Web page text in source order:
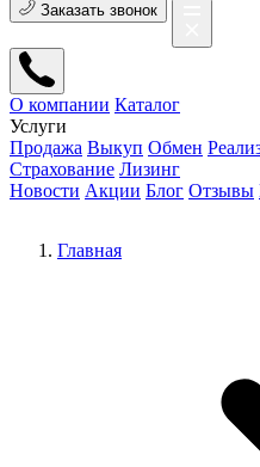
Заказать звонок
О компании Каталог
Услуги
Продажа Выкуп Обмен
Страхование Лизинг
Новости Акции Блог Отзывы
Главная